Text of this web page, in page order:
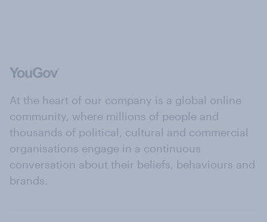
At the heart of our company is a global online
community, where millions of people and
thousands of political, cultural and commercial
organisations engage in a continuous
conversation about their beliefs, behaviours and
brands.